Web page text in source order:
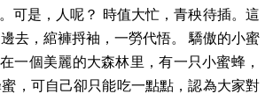
可是，人呢？ 時值大忙，青秧待插。這
去，綰褲捋袖，一勞代悟。 驕傲的小蜜
一個美麗的大森林里，有一只小蜜蜂，
，可自己卻只能吃一點點，認為大家對